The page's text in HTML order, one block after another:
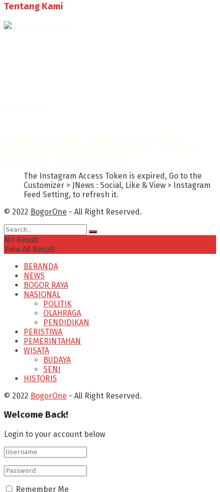
Tentang Kami
The Instagram Access Token is expired, Go to the
Customizer > JNews : Social, Like & View > Instagram
Feed Setting, to refresh it.
© 2022 BogorOne - All Right Reserved.
No Result
View All Result
BERANDA
NEWS
BOGOR RAYA
NASIONAL
POLITIK
OLAHRAGA
PENDIDIKAN
PERISTIWA
PEMERINTAHAN
WISATA
BUDAYA
SENI
HISTORIS
© 2022 BogorOne - All Right Reserved.
Welcome Back!
Login to your account below
Remember Me